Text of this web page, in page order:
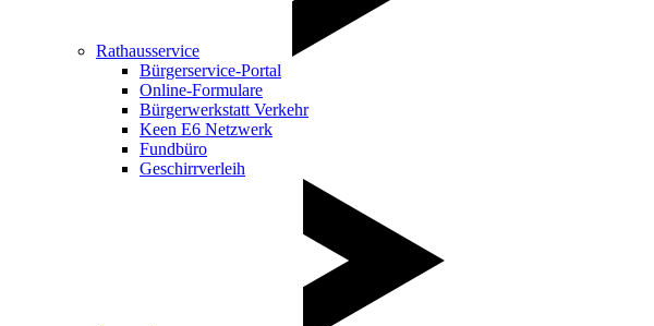
Rathausservice
Bürgerservice-Portal
Online-Formulare
Bürgerwerkstatt Verkehr
Keen E6 Netzwerk
Fundbüro
Geschirrverleih